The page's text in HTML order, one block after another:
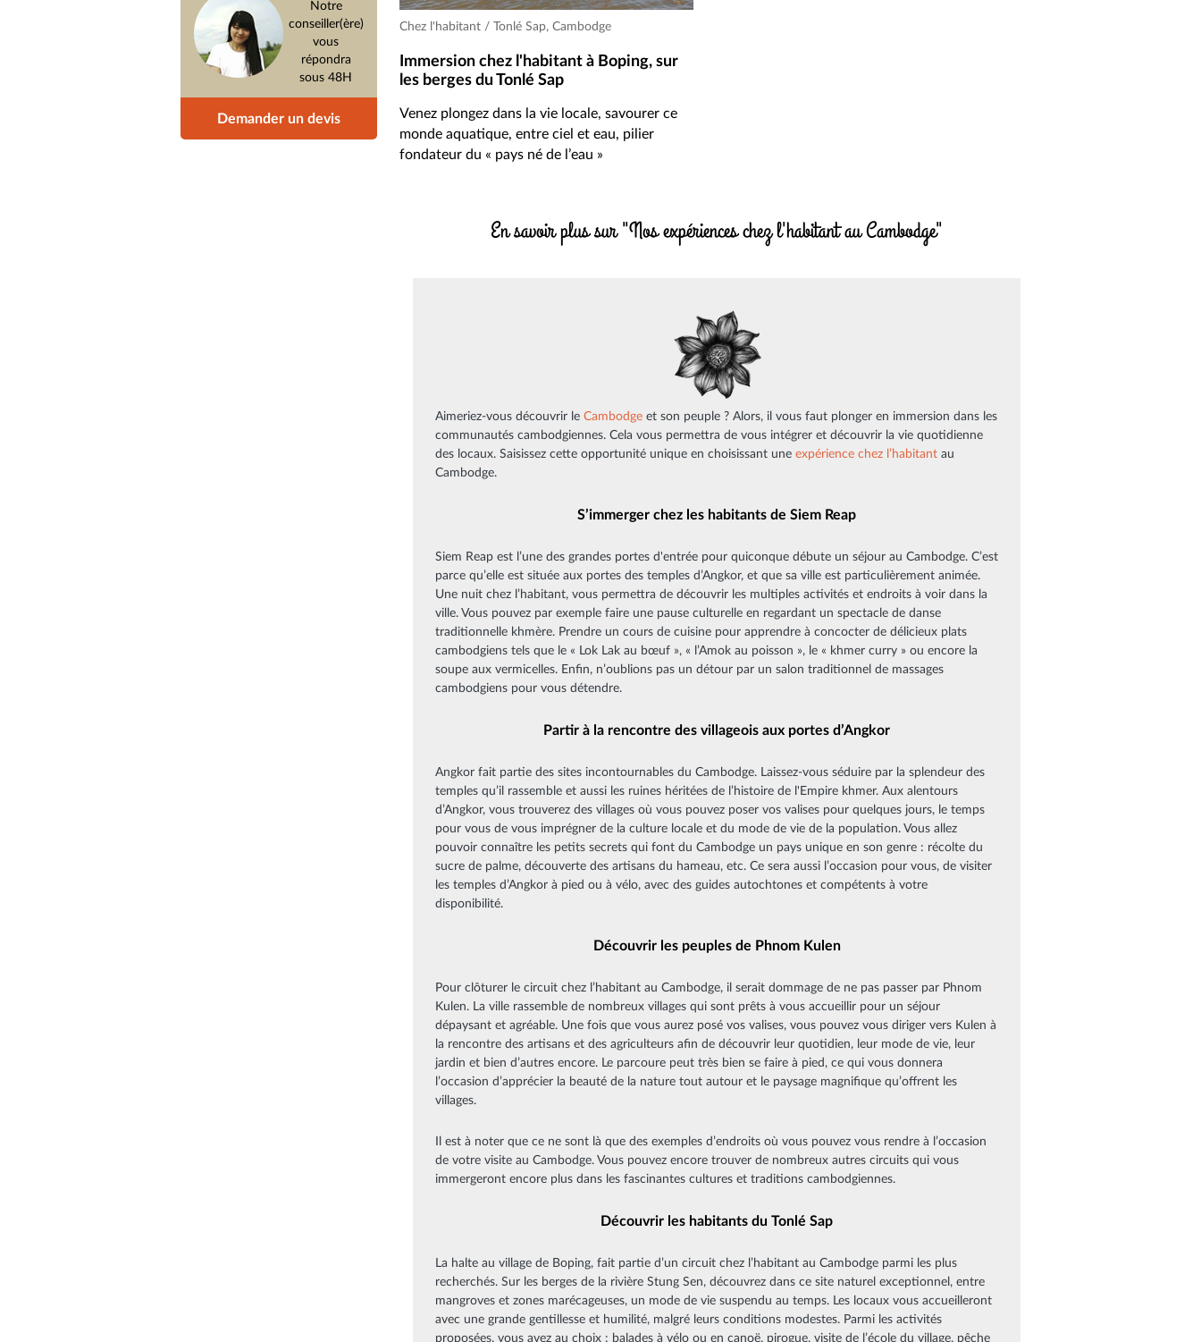
Notre
conseiller(ère)
vous
répondra
sous 48H
Demander un devis
Chez l'habitant / Tonlé Sap, Cambodge
Immersion chez l'habitant à Boping, sur
les berges du Tonlé Sap
Venez plongez dans la vie locale, savourer ce
monde aquatique, entre ciel et eau, pilier
fondateur du « pays né de l’eau »
En savoir plus sur "Nos expériences chez l'habitant au Cambodge"
Aimeriez-vous découvrir le Cambodge et son peuple ? Alors, il vous faut plonger en immersion dans les
communautés cambodgiennes. Cela vous permettra de vous intégrer et découvrir la vie quotidienne
des locaux. Saisissez cette opportunité unique en choisissant une expérience chez l’habitant au
Cambodge.
S’immerger chez les habitants de Siem Reap
Siem Reap est l’une des grandes portes d'entrée pour quiconque débute un séjour au Cambodge. C’est
parce qu’elle est située aux portes des temples d’Angkor, et que sa ville est particulièrement animée.
Une nuit chez l’habitant, vous permettra de découvrir les multiples activités et endroits à voir dans la
ville. Vous pouvez par exemple faire une pause culturelle en regardant un spectacle de danse
traditionnelle khmère. Prendre un cours de cuisine pour apprendre à concocter de délicieux plats
cambodgiens tels que le « Lok Lak au bœuf », « l’Amok au poisson », le « khmer curry » ou encore la
soupe aux vermicelles. Enfin, n’oublions pas un détour par un salon traditionnel de massages
cambodgiens pour vous détendre.
Partir à la rencontre des villageois aux portes d’Angkor
Angkor fait partie des sites incontournables du Cambodge. Laissez-vous séduire par la splendeur des
temples qu’il rassemble et aussi les ruines héritées de l’histoire de l'Empire khmer. Aux alentours
d’Angkor, vous trouverez des villages où vous pouvez poser vos valises pour quelques jours, le temps
pour vous de vous imprégner de la culture locale et du mode de vie de la population. Vous allez
pouvoir connaître les petits secrets qui font du Cambodge un pays unique en son genre : récolte du
sucre de palme, découverte des artisans du hameau, etc. Ce sera aussi l’occasion pour vous, de visiter
les temples d’Angkor à pied ou à vélo, avec des guides autochtones et compétents à votre
disponibilité.
Découvrir les peuples de Phnom Kulen
Pour clôturer le circuit chez l’habitant au Cambodge, il serait dommage de ne pas passer par Phnom
Kulen. La ville rassemble de nombreux villages qui sont prêts à vous accueillir pour un séjour
dépaysant et agréable. Une fois que vous aurez posé vos valises, vous pouvez vous diriger vers Kulen à
la rencontre des artisans et des agriculteurs afin de découvrir leur quotidien, leur mode de vie, leur
jardin et bien d’autres encore. Le parcoure peut très bien se faire à pied, ce qui vous donnera
l’occasion d’apprécier la beauté de la nature tout autour et le paysage magnifique qu’offrent les
villages.
Il est à noter que ce ne sont là que des exemples d’endroits où vous pouvez vous rendre à l’occasion
de votre visite au Cambodge. Vous pouvez encore trouver de nombreux autres circuits qui vous
immergeront encore plus dans les fascinantes cultures et traditions cambodgiennes.
Découvrir les habitants du Tonlé Sap
La halte au village de Boping, fait partie d’un circuit chez l’habitant au Cambodge parmi les plus
recherchés. Sur les berges de la rivière Stung Sen, découvrez dans ce site naturel exceptionnel, entre
mangroves et zones marécageuses, un mode de vie suspendu au temps. Les locaux vous accueilleront
avec une grande gentillesse et humilité, malgré leurs conditions modestes. Parmi les activités
proposées, vous avez au choix : balades à vélo ou en canoë, pirogue, visite de l’école du village, pêche